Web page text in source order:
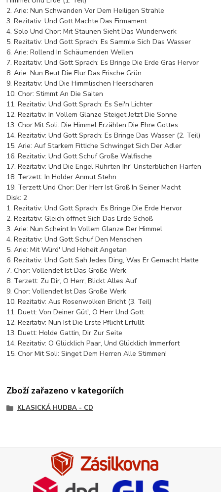
2. Arie: Nun Schwanden Vor Dem Heiligen Strahle
3. Rezitativ: Und Gott Machte Das Firmament
4. Solo Und Chor: Mit Staunen Sieht Das Wunderwerk
5. Rezitativ: Und Gott Sprach: Es Sammle Sich Das Wasser
6. Arie: Rollend In Schäumenden Wellen
7. Rezitativ: Und Gott Sprach: Es Bringe Die Erde Gras Hervor
8. Arie: Nun Beut Die Flur Das Frische Grün
9. Rezitativ: Und Die Himmlischen Heerscharen
10. Chor: Stimmt An Die Saiten
11. Rezitativ: Und Gott Sprach: Es Sei'n Lichter
12. Rezitativ: In Vollem Glanze Steiget Jetzt Die Sonne
13. Chor Mit Soli: Die Himmel Erzählen Die Ehre Gottes
14. Rezitativ: Und Gott Sprach: Es Bringe Das Wasser (2. Teil)
15. Arie: Auf Starkem Fittiche Schwinget Sich Der Adler
16. Rezitativ: Und Gott Schuf Große Walfische
17. Rezitativ: Und Die Engel Rührten Ihr' Unsterblichen Harfen
18. Terzett: In Holder Anmut Stehn
19. Terzett Und Chor: Der Herr Ist Groß In Seiner Macht
Disk: 2
1. Rezitativ: Und Gott Sprach: Es Bringe Die Erde Hervor
2. Rezitativ: Gleich öffnet Sich Das Erde Schoß
3. Arie: Nun Scheint In Vollem Glanze Der Himmel
4. Rezitativ: Und Gott Schuf Den Menschen
5. Arie: Mit Würd' Und Hoheit Angetan
6. Rezitativ: Und Gott Sah Jedes Ding, Was Er Gemacht Hatte
7. Chor: Vollendet Ist Das Große Werk
8. Terzett: Zu Dir, O Herr, Blickt Alles Auf
9. Chor: Vollendet Ist Das Große Werk
10. Rezitativ: Aus Rosenwolken Bricht (3. Teil)
11. Duett: Von Deiner Güt', O Herr Und Gott
12. Rezitativ: Nun Ist Die Erste Pflicht Erfüllt
13. Duett: Holde Gattin, Dir Zur Seite
14. Rezitativ: O Glücklich Paar, Und Glücklich Immerfort
15. Chor Mit Soli: Singet Dem Herren Alle Stimmen!
Zboží zařazeno v kategoriích
KLASICKÁ HUDBA - CD